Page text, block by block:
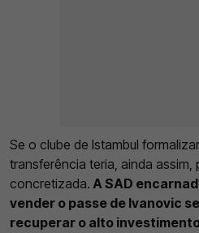
Se o clube de Istambul
transferência teria, ainda
concretizada. A SAD
vender o passe de Ivanovic
recuperar o alto